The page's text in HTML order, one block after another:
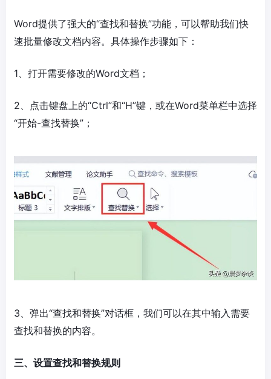
Word提供了强大的“查找和替换”功能，可以帮助我们快
速批量修改文档内容。具体操作步骤如下：
1、打开需要修改的Word文档；
2、点击键盘上的“Ctrl”和“H”键，或在Word菜单栏中选择
“开始-查找替换”；
3、弹出“查找和替换”对话框，我们可以在其中输入需要
查找和替换的内容。
三、设置查找和替换规则